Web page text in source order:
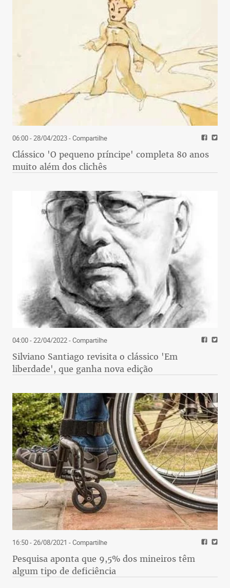
06:00 - 28/04/2023- Compartilhe
Clássico 'O pequeno príncipe' completa 80 anos
muito além dos clichês
04:00 - 22/04/2022- Compartilhe
Silviano Santiago revisita o clássico 'Em
liberdade', que ganha nova edição
16:50 - 26/08/2021 - Compartilhe
Pesquisa aponta que 9,5% dos mineiros têm
algum tipo de deficiência